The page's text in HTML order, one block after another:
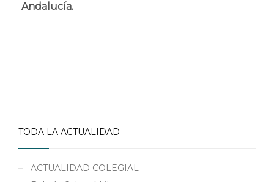
Andalucía.
TODA LA ACTUALIDAD
ACTUALIDAD COLEGIAL